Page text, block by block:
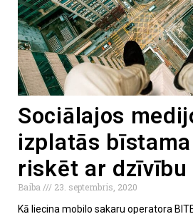
Sociālajos
izplatās
riskēt ar dzīvību
Baiba
23. septembris, 2020
Kā liecina mobilo sakaru operatora